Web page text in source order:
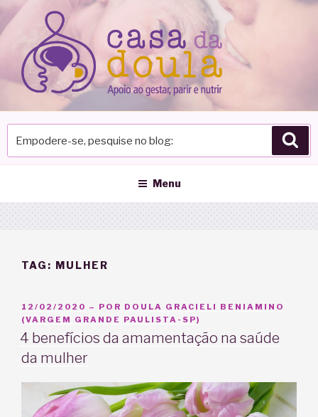
Pular
para
conteúdo
pesquise
blog
Menu
TAG: MULHER
PUBLICADO
EM
12/02/2020 – POR DOULA GRACIELI BENIAMINO
(VARGEM GRANDE PAULISTA-SP)
4 benefícios da amamentação na saúde
da mulher